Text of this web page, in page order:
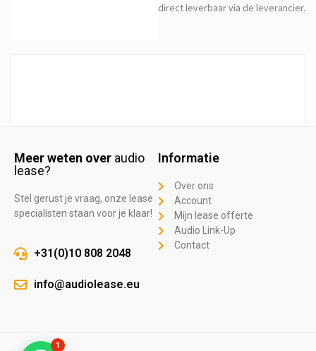
direct leverbaar via de leverancier.
Meer weten over audio
lease?
Stel gerust je vraag, onze lease
specialisten staan voor je klaar!
+31(0)10 808 2048
info@audiolease.eu
Informatie
Over ons
Account
Mijn lease offerte
Audio Link-Up
Contact
1